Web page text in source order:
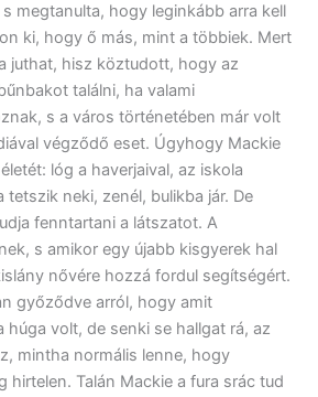
megtanulta, hogy leginkább arra kell
ki, hogy ő más, mint a többiek. Mert
juthat, hisz köztudott, hogy az
találni, ha valami
s a város történetében már volt
végződő eset. Úgyhogy Mackie
lóg a haverjaival, az iskola
tetszik neki, zenél, bulikba jár. De
fenntartani a látszatot. A
s amikor egy újabb kisgyerek hal
nővére hozzá fordul segítségért.
győződve arról, hogy amit
húga volt, de senki se hallgat rá, az
mintha normális lenne, hogy
hirtelen. Talán Mackie a fura srác tud